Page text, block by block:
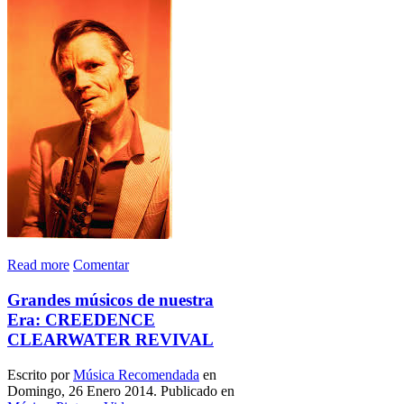
Read more Comentar
Grandes músicos de nuestra
Era: CREEDENCE
CLEARWATER REVIVAL
Escrito porMúsica Recomendada en
Domingo, 26 Enero 2014. Publicado en